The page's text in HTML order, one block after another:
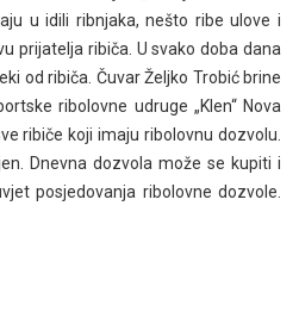
u idili ribnjaka, nešto ribe ulove i
prijatelja ribiča. U svako doba dana
od ribiča. Čuvar Željko Trobić brine
ribolovne udruge „Klen“ Nova
ribiče koji imaju ribolovnu dozvolu.
Dnevna dozvola može se kupiti i
posjedovanja ribolovne dozvole.